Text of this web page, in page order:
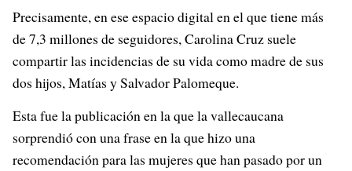
Precisamente, en ese espacio digital en el que tiene más
de 7,3 millones de seguidores, Carolina Cruz suele
compartir las incidencias de su vida como madre de sus
dos hijos, Matías y Salvador Palomeque.
Esta fue la publicación en la que la vallecaucana
sorprendió con una frase en la que hizo una
recomendación para las mujeres que han pasado por un